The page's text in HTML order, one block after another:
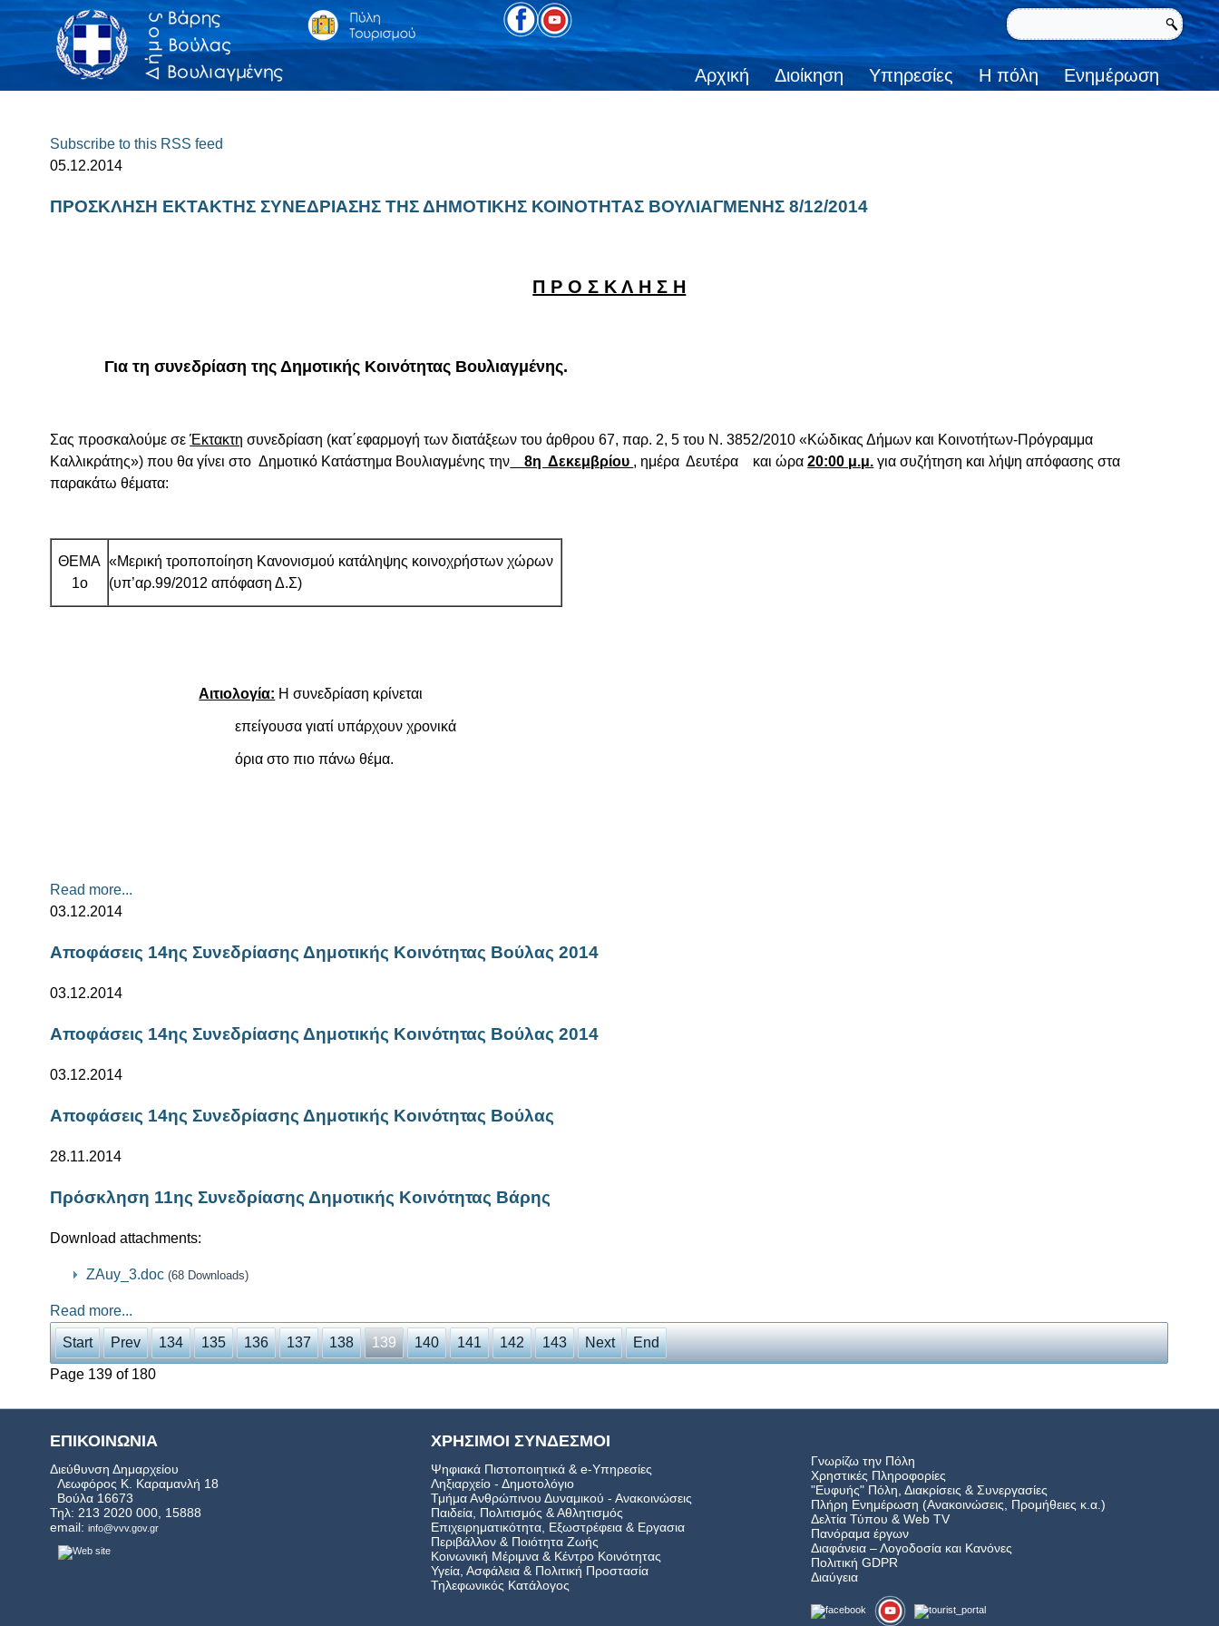
Αρχική Διοίκηση Υπηρεσίες Η πόλη Ενημέρωση
Subscribe to this RSS feed
05.12.2014
ΠΡΟΣΚΛΗΣΗ ΕΚΤΑΚΤΗΣ ΣΥΝΕΔΡΙΑΣΗΣ ΤΗΣ ΔΗΜΟΤΙΚΗΣ ΚΟΙΝΟΤΗΤΑΣ ΒΟΥΛΙΑΓΜΕΝΗΣ 8/12/2014
Π Ρ Ο Σ Κ Λ Η Σ Η
Για τη συνεδρίαση της Δημοτικής Κοινότητας Βουλιαγμένης.
Σας προσκαλούμε σεΈκτακτη συνεδρίαση (κατ΄εφαρμογή των διατάξεων του άρθρου 67, παρ. 2, 5 του Ν. 3852/2010 «Κώδικας Δήμων και Κοινοτήτων-Πρόγραμμα
Καλλικράτης») που θα γίνει στο Δημοτικό Κατάστημα Βουλιαγμένης την 8η Δεκεμβρίου , ημέρα Δευτέρα και ώρα20:00 μ.μ. για συζήτηση και λήψη απόφασης στα
παρακάτω θέματα:
ΘΕΜΑ
1ο
«Μερική τροποποίηση Κανονισμού κατάληψης κοινοχρήστων χώρων
(υπ’αρ.99/2012 απόφαση Δ.Σ)
Αιτιολογία: Η συνεδρίαση κρίνεται
επείγουσα γιατί υπάρχουν χρονικά
όρια στο πιο πάνω θέμα.
Read more...
03.12.2014
Αποφάσεις 14ης Συνεδρίασης Δημοτικής Κοινότητας Βούλας 2014
03.12.2014
Αποφάσεις 14ης Συνεδρίασης Δημοτικής Κοινότητας Βούλας 2014
03.12.2014
Aποφάσεις 14ης Συνεδρίασης Δημοτικής Κοινότητας Βούλας
28.11.2014
Πρόσκληση 11ης Συνεδρίασης Δημοτικής Κοινότητας Βάρης
Download attachments:
ZAuy_3.doc(68 Downloads)
Read more...
Start Prev 134 135 136 137 138 139 140 141 142 143 Next End
Page 139 of 180
ΕΠΙΚΟΙΝΩΝΙΑ
Διεύθυνση Δημαρχείου
Λεωφόρος Κ. Καραμανλή 18
Βούλα 16673
Τηλ: 213 2020 000, 15888
email:info@vvv.gov.gr
ΧΡΗΣΙΜΟΙ ΣΥΝΔΕΣΜΟΙ
Ψηφιακά Πιστοποιητικά & e-Υπηρεσίες
Ληξιαρχείο - Δημοτολόγιο
Τμήμα Ανθρώπινου Δυναμικού - Ανακοινώσεις
Παιδεία, Πολιτισμός & Αθλητισμός
Επιχειρηματικότητα, Εξωστρέφεια & Εργασια
Περιβάλλον & Ποιότητα Ζωής
Kοινωνική Μέριμνα & Κέντρο Κοινότητας
Υγεία, Ασφάλεια & Πολιτική Προστασία
Τηλεφωνικός Κατάλογος
Γνωρίζω την Πόλη
Χρηστικές Πληροφορίες
"Ευφυής" Πόλη, Διακρίσεις & Συνεργασίες
Πλήρη Ενημέρωση (Ανακοινώσεις, Προμήθειες κ.α.)
Δελτία Τύπου &Web TV
Πανόραμα έργων
Διαφάνεια – Λογοδοσία και Κανόνες
Πολιτική GDPR
Διαύγεια